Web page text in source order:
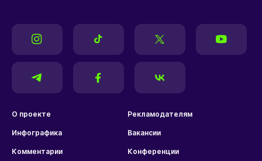
О проекте Рекламодателям
Инфографика Вакансии
Комментарии Конференции